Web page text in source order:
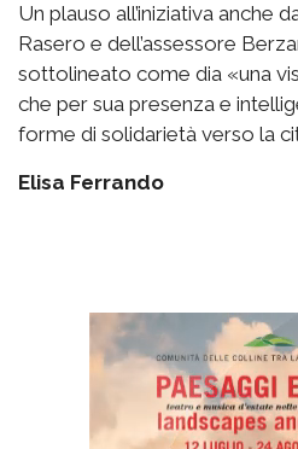
Un plauso all’iniziativa anche
Rasero e dell’assessore
sottolineato come dia «una
che per sua presenza e
forme di solidarietà verso la
Elisa Ferrando